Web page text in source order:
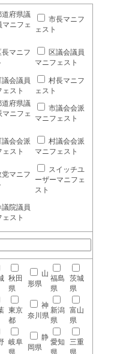
道府県議
マニフェ
市長マニフ
ェスト
長マニフ
区議会議員
マニフェスト
議会議員
ェスト
村長マニフ
ェスト
道府県議
マニフェ
市議会会派
マニフェスト
議会会派
ェスト
村議会会派
マニフェスト
党マニフ
スイッチユ
ーザーマニフェ
スト
議院議員
ェスト
秋田
県
山
形県
福島
県
茨城
県
東京
都
神
奈川県
新潟
県
富山
県
岐阜
県
静
岡県
愛知
県
三重
県